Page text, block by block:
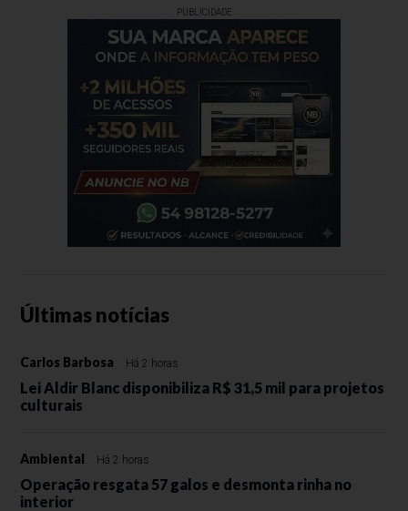
PUBLICIDADE
Últimas notícias
Carlos Barbosa Há 2 horas
Lei Aldir Blanc disponibiliza R$ 31,5 mil para projetos
culturais
Ambiental Há 2 horas
Operação resgata 57 galos e desmonta rinha no
interior